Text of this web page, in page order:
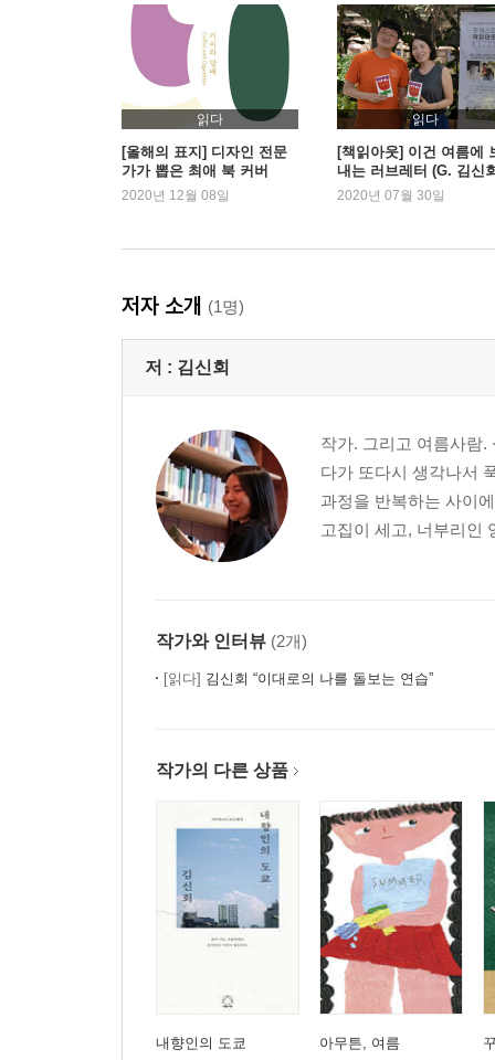
특별한 날에는 백화점 과일 코너에 간다
― 샤인머스캣
우리의 여름방학
― 호캉스
하늘이랑 바다 빼면 없다
― 괌
책은 일종의 안주다
― 혼술
― 치앙마이
― 「삼시세끼 산촌 편」
라라라 라라라라라 날 좋아한다고
― 덩굴장미
한고은 씨에게 이 영광을 돌릴게요
― 레몬 소주
발리에는 이모가 있다
― 사누르
읽다
[올해의 표지] 디자인 전문
가가 뽑은 최애 북 커버
2020년 12월 08일
읽다
[책읽아웃] 이건 여름에
내는 러브레터 (G. 김신
작가)
2020년 07월 30일
저자 소개 (1명)
저 : 김신회
작가. 그리고 여름사람.
다가 또다시 생각나서
과정을 반복하는 사이
고집이 세고, 너부리인
작가와 인터뷰 (2개)
[읽다] 김신회 “이대로의 나를 돌보는 연습”
작가의 다른 상품
내향인의 도쿄 아무튼, 여름